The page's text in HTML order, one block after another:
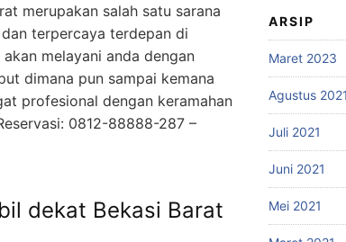
merupakan salah satu sarana
terpercaya terdepan di
melayani anda dengan
dimana pun sampai kemana
profesional dengan keramahan
0812-88888-287 –
dekat Bekasi Barat
ARSIP
Maret 2023
Agustus 2021
Juli 2021
Juni 2021
Mei 2021